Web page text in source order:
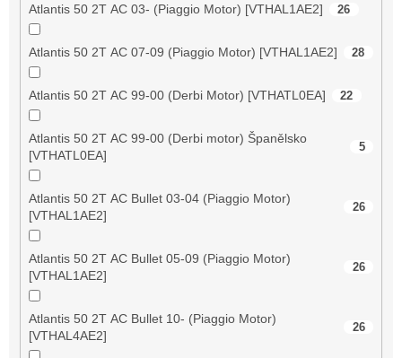
Atlantis 50 2T AC 03- (Piaggio Motor) [VTHAL1AE2] 26
Atlantis 50 2T AC 07-09 (Piaggio Motor) [VTHAL1AE2] 28
Atlantis 50 2T AC 99-00 (Derbi Motor) [VTHATL0EA] 22
Atlantis 50 2T AC 99-00 (Derbi motor) Španělsko
[VTHATL0EA]
5
Atlantis 50 2T AC Bullet 03-04 (Piaggio Motor)
[VTHAL1AE2]
26
Atlantis 50 2T AC Bullet 05-09 (Piaggio Motor)
[VTHAL1AE2]
26
Atlantis 50 2T AC Bullet 10- (Piaggio Motor)
[VTHAL4AE2]
26